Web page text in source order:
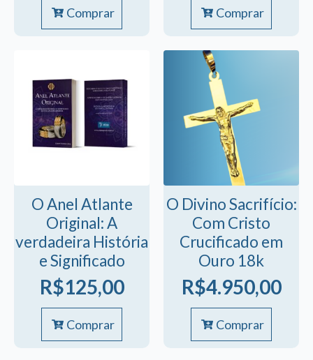
Comprar Comprar
O Anel Atlante
Original: A
verdadeira História
e Significado
R$125,00
Comprar
O Divino Sacrifício:
Com Cristo
Crucificado em
Ouro 18k
R$4.950,00
Comprar